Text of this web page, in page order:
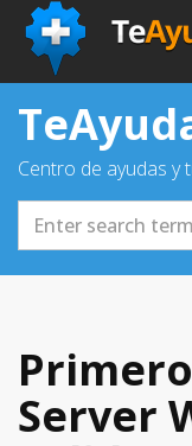
Centro de ayudas y
Server